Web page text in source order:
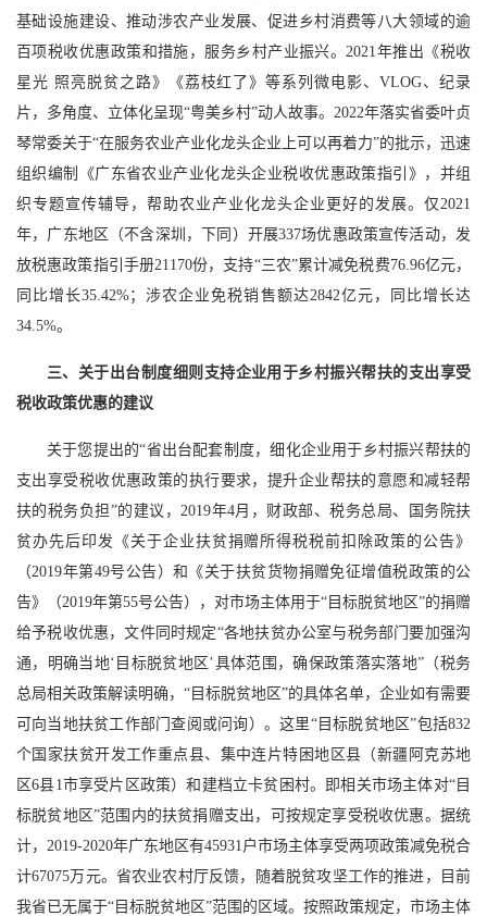
基础设施建设、推动涉农产业发展、促进乡村消费等八大领域的逾
百项税收优惠政策和措施，服务乡村产业振兴。2021年推出《税收
星光 照亮脱贫之路》《荔枝红了》等系列微电影、VLOG、纪录
片，多角度、立体化呈现“粤美乡村”动人故事。2022年落实省委叶贞
琴常委关于“在服务农业产业化龙头企业上可以再着力”的批示，迅速
组织编制《广东省农业产业化龙头企业税收优惠政策指引》，并组
织专题宣传辅导，帮助农业产业化龙头企业更好的发展。仅2021
年，广东地区（不含深圳，下同）开展337场优惠政策宣传活动，发
放税惠政策指引手册21170份，支持“三农”累计减免税费76.96亿元，
同比增长35.42%；涉农企业免税销售额达2842亿元，同比增长达
34.5%。
三、关于出台制度细则支持企业用于乡村振兴帮扶的支出享受
税收政策优惠的建议
关于您提出的“省出台配套制度，细化企业用于乡村振兴帮扶的
支出享受税收优惠政策的执行要求，提升企业帮扶的意愿和减轻帮
扶的税务负担”的建议，2019年4月，财政部、税务总局、国务院扶
贫办先后印发《关于企业扶贫捐赠所得税税前扣除政策的公告》
（2019年第49号公告）和《关于扶贫货物捐赠免征增值税政策的公
告》（2019年第55号公告），对市场主体用于“目标脱贫地区”的捐赠
给予税收优惠，文件同时规定“各地扶贫办公室与税务部门要加强沟
通，明确当地‘目标脱贫地区’具体范围，确保政策落实落地”（税务
总局相关政策解读明确，“目标脱贫地区”的具体名单，企业如有需要
可向当地扶贫工作部门查阅或问询）。这里“目标脱贫地区”包括832
个国家扶贫开发工作重点县、集中连片特困地区县（新疆阿克苏地
区6县1市享受片区政策）和建档立卡贫困村。即相关市场主体对“目
标脱贫地区”范围内的扶贫捐赠支出，可按规定享受税收优惠。据统
计，2019-2020年广东地区有45931户市场主体享受两项政策减免税合
计67075万元。省农业农村厅反馈，随着脱贫攻坚工作的推进，目前
我省已无属于“目标脱贫地区”范围的区域。按照政策规定，市场主体